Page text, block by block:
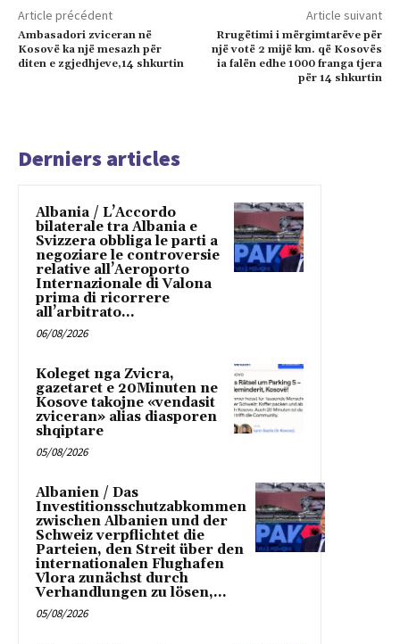
Article précédent
Ambasadori zviceran në
Kosovë ka një mesazh për
diten e zgjedhjeve,14 shkurtin
Article suivant
Rrugëtimi i mërgimtarëve për
një votë 2 mijë km. që Kosovës
ia falën edhe 1000 franga tjera
për 14 shkurtin
Derniers articles
Albania / L’Accordo
bilaterale tra Albania e
Svizzera obbliga le parti a
negoziare le controversie
relative all’Aeroporto
Internazionale di Valona
prima di ricorrere
all’arbitrato...
06/08/2026
Koleget nga Zvicra,
gazetaret e 20Minuten ne
Kosove takojne «vendasit
zviceran» alias diasporen
shqiptare
05/08/2026
Albanien / Das
Investitionsschutzabkommen
zwischen Albanien und der
Schweiz verpflichtet die
Parteien, den Streit über den
internationalen Flughafen
Vlora zunächst durch
Verhandlungen zu lösen,...
05/08/2026